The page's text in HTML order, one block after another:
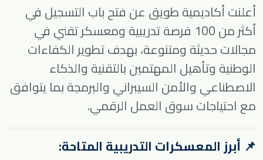
أعلنت أكاديمية طويق عن فتح باب التسجيل في
أكثر من 100 فرصة تدريبية ومعسكر تقني في
مجالات حديثة ومتنوعة، بهدف تطوير الكفاءات
الوطنية وتأهيل المهتمين بالتقنية والذكاء
الاصطناعي والأمن السيبراني والبرمجة بما يتوافق
مع احتياجات سوق العمل الرقمي.
📌 أبرز المعسكرات التدريبية المتاحة: